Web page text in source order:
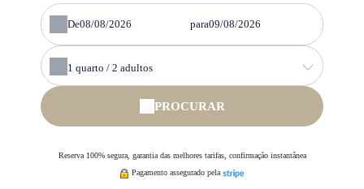
De para
1 quarto / 2 adultos
PROCURAR
Reserva 100% segura, garantia das melhores tarifas, confirmação instantânea
Pagamento assegurado pela